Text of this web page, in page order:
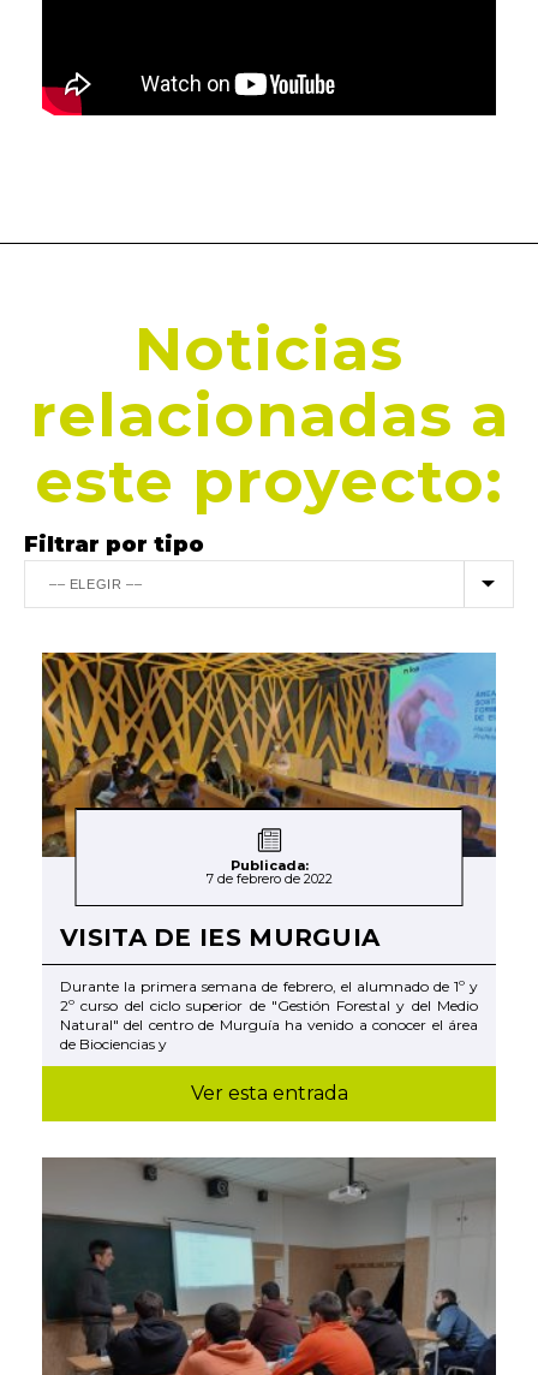
Noticias
relacionadas a
este proyecto:
Filtrar por tipo
Publicada:
7 de febrero de 2022
VISITA DE IES MURGUIA
Durante la primera semana de febrero, el alumnado de 1º y
2º curso del ciclo superior de "Gestión Forestal y del Medio
Natural" del centro de Murguía ha venido a conocer el área
de Biociencias y
Ver esta entrada